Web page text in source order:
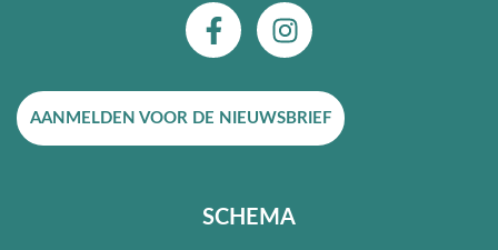
F
a
e
b
o
k
I
n
t
a
g
a
AANMELDEN VOOR DE NIEUWSBRIEF
SCHEMA